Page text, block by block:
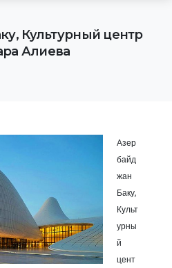
Культурный центр
Алиева
Азер
байд
жан
Баку,
Культ
урны
й
цент